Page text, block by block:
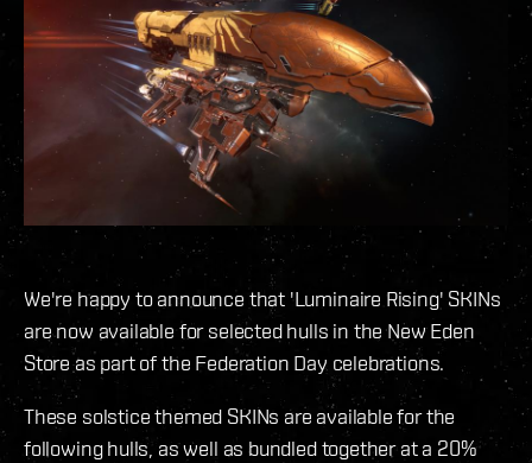
We're happy to announce that 'Luminaire Rising' SKINs
are now available for selected hulls in the New Eden
Store as part of the Federation Day celebrations.
These solstice themed SKINs are available for the
following hulls, as well as bundled together at a 20%